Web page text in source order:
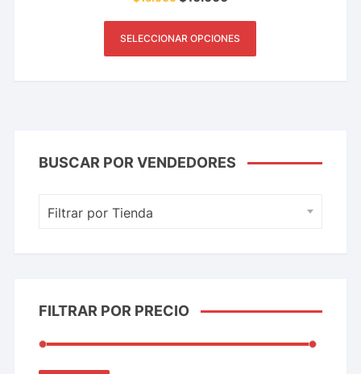
SELECCIONAR OPCIONES
BUSCAR POR VENDEDORES
Filtrar por Tienda
FILTRAR POR PRECIO